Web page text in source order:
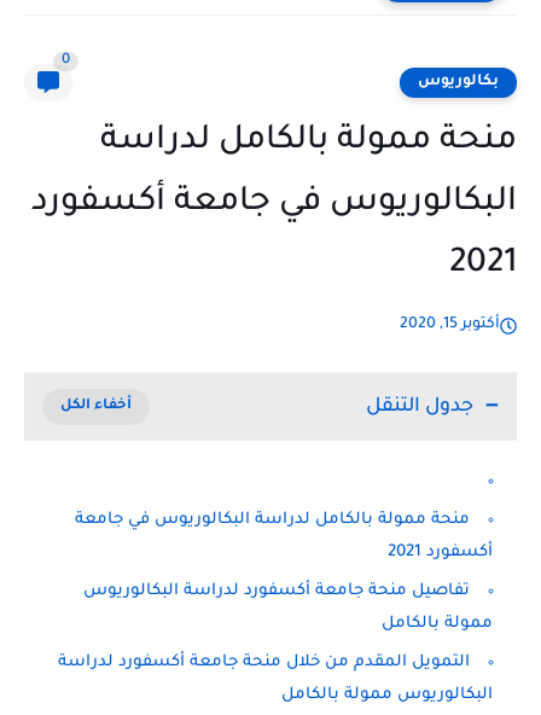
بكالوريوس
0
منحة ممولة بالكامل لدراسة
البكالوريوس في جامعة أكسفورد
2021
أكتوبر 15, 2020
جدول التنقل
منحة ممولة بالكامل لدراسة البكالوريوس في جامعة
أكسفورد 2021
تفاصيل منحة جامعة أكسفورد لدراسة البكالوريوس
ممولة بالكامل
التمويل المقدم من خلال منحة جامعة أكسفورد لدراسة
البكالوريوس ممولة بالكامل